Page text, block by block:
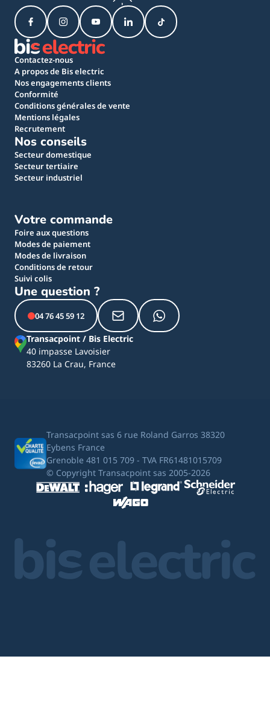
Contactez-nous
A propos de Bis electric
Nos engagements clients
Conformité
Conditions générales de vente
Mentions légales
Recrutement
Nos conseils
Secteur domestique
Secteur tertiaire
Secteur industriel
Votre commande
Foire aux questions
Modes de paiement
Modes de livraison
Conditions de retour
Suivi colis
Une question ?
04 76 45 59 12
Transacpoint / Bis Electric
40 impasse Lavoisier
83260 La Crau, France
Transacpoint sas 6 rue Roland Garros 38320
Eybens France
Grenoble 481 015 709 - TVA FR61481015709
© Copyright Transacpoint sas 2005-2026